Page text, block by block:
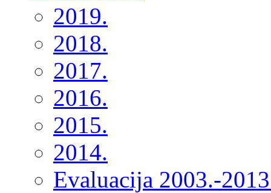
2019.
2018.
2017.
2016.
2015.
2014.
Evaluacija 2003.-